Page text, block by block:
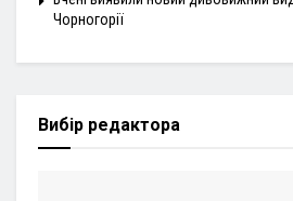
Чорногорії
Вибір редактора